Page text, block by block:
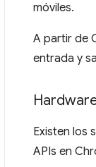
móviles.
A partir de
entrada y
Existen los
APIs en